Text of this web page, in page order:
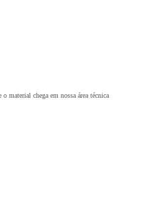
material chega em nossa área técnica